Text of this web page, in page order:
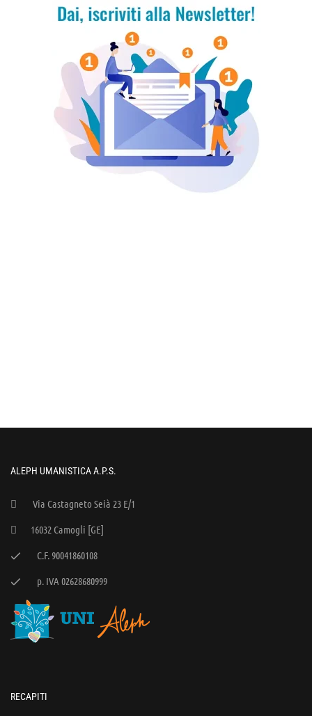
ALEPH UMANISTICA A.P.S.
Via Castagneto Seià 23 E/1
16032 Camogli [GE]
C.F. 90041860108
p. IVA 02628680999
RECAPITI